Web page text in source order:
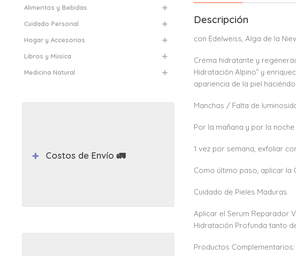
Descripción
con Edelweiss, Alga de la
Crema hidratante y
Hidratación Alpino” y
apariencia de la piel
Manchas / Falta de
Por la mañana y por la
1 vez por semana, exfoliar
Como último paso, aplicar la
Cuidado de Pieles Maduras
Aplicar el Serum Reparador
Hidratación Profunda tanto
Productos Complementarios:
Alimentos y Bebidas
Cuidado Personal
Hogar y Accesorios
Libros y Música
Medicina Natural
Costos de Envío 🚛